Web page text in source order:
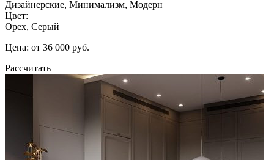
Дизайнерские, Минимализм, Модерн
Цвет:
Орех, Серый
Цена: от 36 000 руб.
Рассчитать